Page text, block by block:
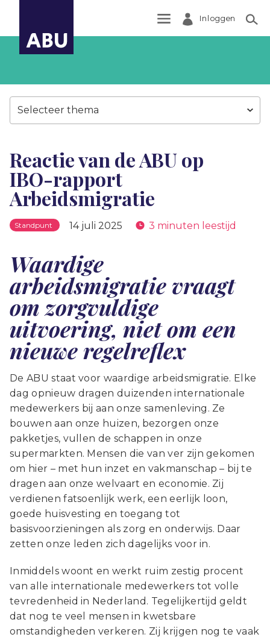
Inloggen
Selecteer thema
Reactie van de ABU op
IBO-rapport
Arbeidsmigratie
Standpunt 14 juli 2025 3 minuten leestijd
Waardige
arbeidsmigratie vraagt
om zorgvuldige
uitvoering, niet om een
nieuwe regelreflex
De ABU staat voor waardige arbeidsmigratie. Elke
dag opnieuw dragen duizenden internationale
medewerkers bij aan onze samenleving. Ze
bouwen aan onze huizen, bezorgen onze
pakketjes, vullen de schappen in onze
supermarkten. Mensen die van ver zijn gekomen
om hier – met hun inzet en vakmanschap – bij te
dragen aan onze welvaart en economie. Zij
verdienen fatsoenlijk werk, een eerlijk loon,
goede huisvesting en toegang tot
basisvoorzieningen als zorg en onderwijs. Daar
zetten onze leden zich dagelijks voor in.
Inmiddels woont en werkt ruim zestig procent
van alle internationale medewerkers tot volle
tevredenheid in Nederland. Tegelijkertijd geldt
dat nog te veel mensen in kwetsbare
omstandigheden verkeren. Zij krijgen nog te vaak